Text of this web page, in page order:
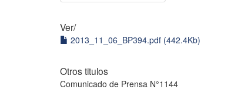
Ver/
2013_11_06_BP394.pdf (442.4Kb)
Otros titulos
Comunicado de Prensa N°1144